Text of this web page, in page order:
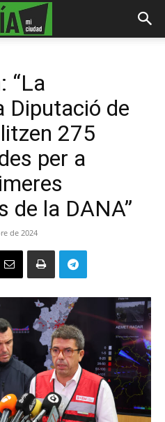
“La
Diputació de
275
per a
de la DANA”
de 2024